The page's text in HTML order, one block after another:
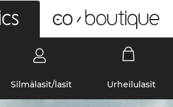
Silmälasit/lasit Urheilulasit